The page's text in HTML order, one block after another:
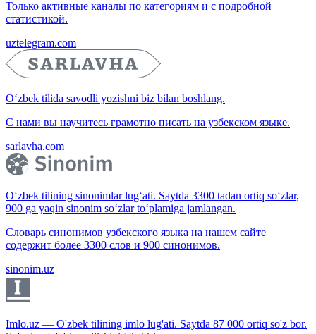
Только активные каналы по категориям и с подробной
статистикой.
uztelegram.com
O‘zbek tilida savodli yozishni biz bilan boshlang.
С нами вы научитесь грамотно писать на узбекском языке.
sarlavha.com
O‘zbek tilining sinonimlar lug‘ati. Saytda 3300 tadan ortiq so‘zlar,
900 ga yaqin sinonim so‘zlar to‘plamiga jamlangan.
Словарь синонимов узбекского языка на нашем сайте
содержит более 3300 слов и 900 синонимов.
sinonim.uz
Imlo.uz — O'zbek tilining imlo lug'ati. Saytda 87 000 ortiq so'z bor.